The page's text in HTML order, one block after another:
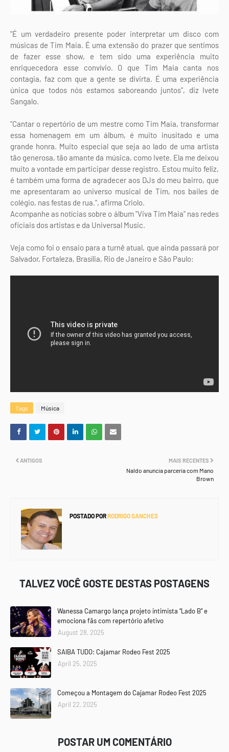
"É um verdadeiro presente poder interpretar um disco com
músicas de Tim Maia. É uma extensão do prazer que sentimos
de fazer esse show, e tem sido uma experiência muito
enriquecedora esse convívio. O que Tim Maia canta nos
contagia, faz com que a gente se divirta. É uma experiência
única que todos nós estamos saboreando juntos", diz Ivete
Sangalo.
"Cantar o repertório de um mestre como Tim Maia, transformar
essa homenagem em um álbum, é muito inusitado e uma
grande honra. Muito especial que seja ao lado de uma artista
tão generosa, tão amante da música, como Ivete. Ela me deixou
muito a vontade em participar desse registro. Estou muito feliz,
é também uma forma de agradecer aos DJs do meu bairro, que
me apresentaram ao universo musical de Tim, nos bailes de
colégio, nas festas de rua.", afirma Criolo.
Acompanhe as notícias sobre o álbum "Viva Tim Maia" nas redes
oficiais dos artistas e da Universal Music.
Veja como foi o ensaio para a turnê atual, que ainda passará por
Salvador, Fortaleza, Brasília, Rio de Janeiro e São Paulo:
Tags Música
MAIS RECENTES
Naldo anuncia parceria com Mano
Brown
ANTIGOS
POSTADO PORRODRIGO SANCHES
TALVEZ VOCÊ GOSTE DESTAS POSTAGENS
Wanessa Camargo lança projeto intimista “Lado B” e
emociona fãs com repertório afetivo
August 28, 2025
SAIBA TUDO: Cajamar Rodeo Fest 2025
April 25, 2025
Começou a Montagem do Cajamar Rodeo Fest 2025
April 22, 2025
POSTAR UM COMENTÁRIO